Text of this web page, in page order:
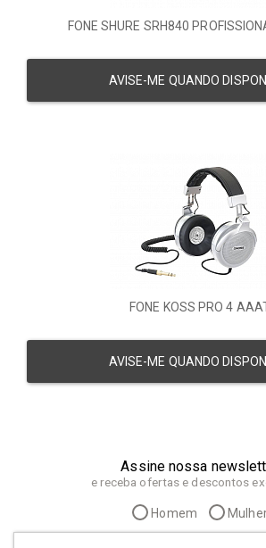
FONE SHURE SRH840
AVISE-ME QUANDO
FONE KOSS PRO 4
AVISE-ME QUANDO
Assine nossa
e receba ofertas e descontos
Homem